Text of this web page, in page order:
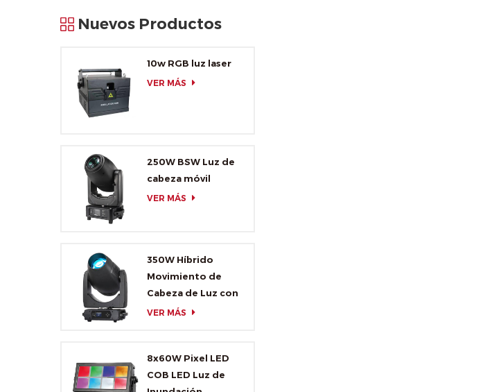
Nuevos Productos
10w RGB luz laser
VER MÁS
250W BSW Luz de
cabeza móvil
VER MÁS
350W Híbrido
Movimiento de
Cabeza de Luz con
CMY y CTO
VER MÁS
8x60W Pixel LED
COB LED Luz de